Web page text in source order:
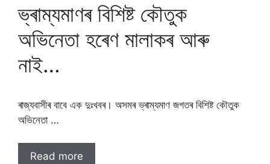
ভ্ৰাম্যমাণৰ বিশিষ্ট কৌতুক
অভিনেতা হৰেণ মালাকৰ আৰু
নাই…
ৰাজ্যবাসীৰ বাবে এক দুঃখবৰ। অসমৰ ভ্ৰাম্যমাণ জগতৰ বিশিষ্ট কৌতুক
অভিনেতা …
Read more